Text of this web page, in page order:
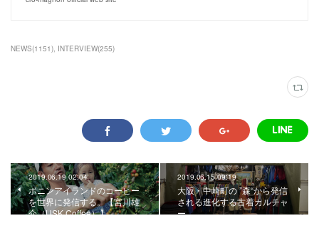
NEWS(1151) INTERVIEW(255)
2019.06.19 02:04
ボニンアイランドのコーヒー
を世界に発信する。【宮川雄
介（USK Coffee）】
2019.06.15 09:19
大阪・中崎町の ”森“から発信
される進化する古着カルチャ
ー。